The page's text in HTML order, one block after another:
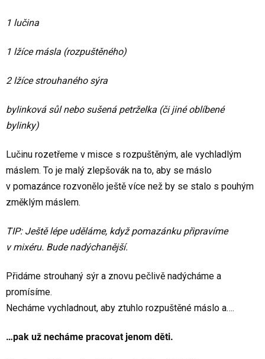
1 lučina
1 lžíce másla (rozpuštěného)
2 lžíce strouhaného sýra
bylinková sůl nebo sušená petrželka (či jiné oblíbené
bylinky)
Lučinu rozetřeme v misce s rozpuštěným, ale vychladlým
máslem. To je malý zlepšovák na to, aby se máslo
v pomazánce rozvonělo ještě více než by se stalo s pouhým
změklým máslem.
TIP: Ještě lépe uděláme, když pomazánku připravíme
v mixéru. Bude nadýchanější.
Přidáme strouhaný sýr a znovu pečlivě nadýcháme a
promísíme.
Necháme vychladnout, aby ztuhlo rozpuštěné máslo a….
…pak už necháme pracovat jenom děti.